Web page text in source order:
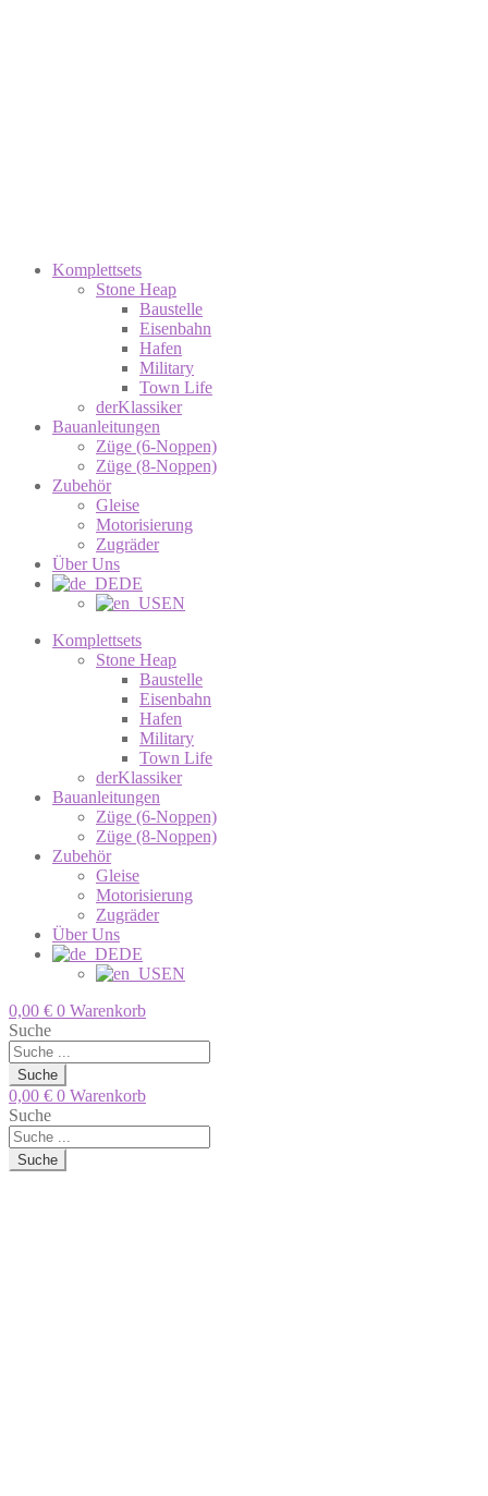
Komplettsets
Stone Heap
Baustelle
Eisenbahn
Hafen
Military
Town Life
derKlassiker
Bauanleitungen
Züge (6-Noppen)
Züge (8-Noppen)
Zubehör
Gleise
Motorisierung
Zugräder
Über Uns
DE
EN
Komplettsets
Stone Heap
Baustelle
Eisenbahn
Hafen
Military
Town Life
derKlassiker
Bauanleitungen
Züge (6-Noppen)
Züge (8-Noppen)
Zubehör
Gleise
Motorisierung
Zugräder
Über Uns
DE
EN
0,00 € 0 Warenkorb
Suche
Suche
0,00 € 0 Warenkorb
Suche
Suche